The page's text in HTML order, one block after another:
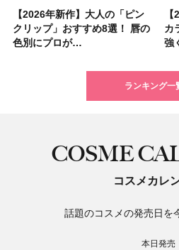
【2026年新作】大人の「ピン
クリップ」おすすめ8選！ 唇の
色別にプロが…
カ
強
【クリスマスコフレ2026】ク
リニークのホリデーコフレを一
挙紹介！ 人気…
ア
ア
【2026年最新】落ちないマス
カラおすすめ18選！ 汗や水に
強くパンダ目…
ュ
色
【石井美保さん・50歳のボディ
ケア愛用品16選】首・手・バス
トのパーツケ…
ム
大
【石井美保さんのおすすめお菓
子＆お茶10選】手土産にもぴっ
たり
イ
タ
【2026年夏】小顔に見えるボ
ブの髪型37選！ レイヤー・切
りっぱなしな…
く
17
【ILLIT（アイリット）ライブ
レポ】TOYOTA ARENA
TOKY…
素
る
【ルナソルアイシャドウ】アイ
カラーレーションN新色・限定
色をイエベ・ブ…
ル
限
ランキング一
COSME
コスメカレ
話題のコスメの発売日を
本日発売